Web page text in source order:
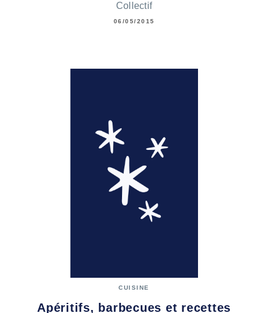
Collectif
06/05/2015
CUISINE
Apéritifs, barbecues et recettes